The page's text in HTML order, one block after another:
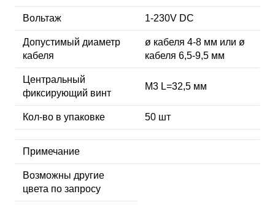
Вольтаж 1-230V DC
Допустимый диаметр
кабеля
ø кабеля 4-8 мм или ø
кабеля 6,5-9,5 мм
Центральный
фиксирующий винт
М3 L=32,5 мм
Кол-во в упаковке 50 шт
Примечание
Возможны другие
цвета по запросу